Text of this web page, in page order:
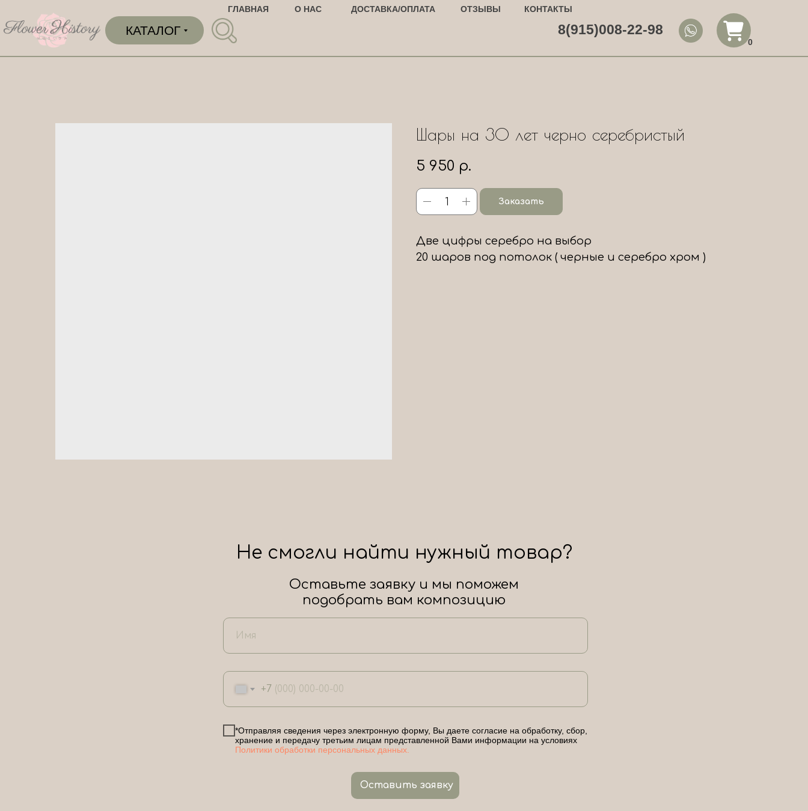
8(915)008-22-98
КАТАЛОГ
О НАС
ГЛАВНАЯ ДОСТАВКА/ОПЛАТА ОТЗЫВЫ КОНТАКТЫ
0
Шары на 30 лет черно серебристый
5 950 р.
Заказать
Две цифры серебро на выбор
20 шаров под потолок ( черные и серебро хром )
+7
*Отправляя сведения через электронную форму, Вы даете согласие на обработку, сбор,
хранение и передачу третьим лицам представленной Вами информации на условиях
Политики обработки персональных данных.
Оставить заявку
Не смогли найти нужный товар?
Оставьте заявку и мы поможем
подобрать вам композицию